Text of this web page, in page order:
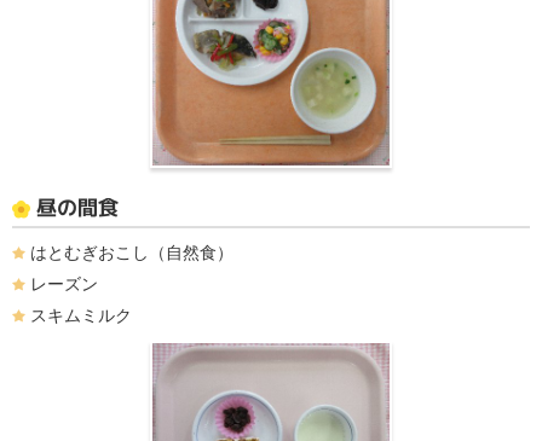
昼の間食
はとむぎおこし（自然食）
レーズン
スキムミルク